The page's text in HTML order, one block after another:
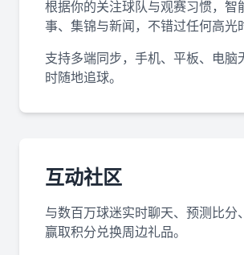
根据你的关注球队与观赛习惯，智
事、集锦与新闻，不错过任何高光
支持多端同步，手机、平板、电脑
时随地追球。
互动社区
与数百万球迷实时聊天、预测比分
赢取积分兑换周边礼品。